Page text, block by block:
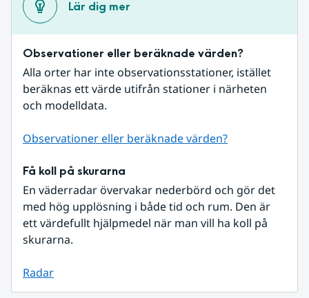
Lär dig mer
Observationer eller beräknade värden?
Alla orter har inte observationsstationer, istället
beräknas ett värde utifrån stationer i närheten
och modelldata.
Observationer eller beräknade värden?
Få koll på skurarna
En väderradar övervakar nederbörd och gör det
med hög upplösning i både tid och rum. Den är
ett värdefullt hjälpmedel när man vill ha koll på
skurarna.
Radar